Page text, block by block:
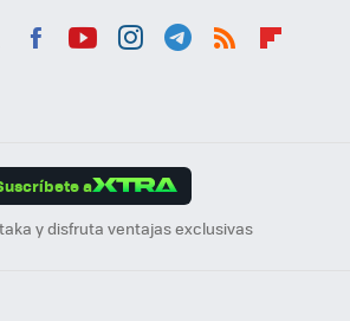
a
y disfruta ventajas exclusivas